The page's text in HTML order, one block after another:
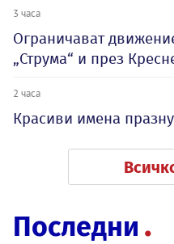
3 часа
Ограничават
„Струма“ и през
2 часа
Красиви имена
Последни